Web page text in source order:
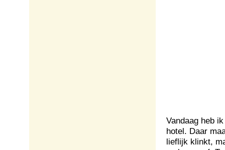
Vandaag heb
hotel. Daar
lieflijk klinkt,